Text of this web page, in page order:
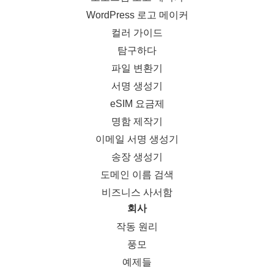
WordPress 로고 메이커
컬러 가이드
탐구하다
파일 변환기
서명 생성기
eSIM 요금제
명함 제작기
이메일 서명 생성기
송장 생성기
도메인 이름 검색
비즈니스 사서함
회사
작동 원리
풍모
예제들